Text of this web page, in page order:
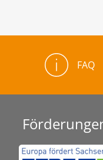
FAQ